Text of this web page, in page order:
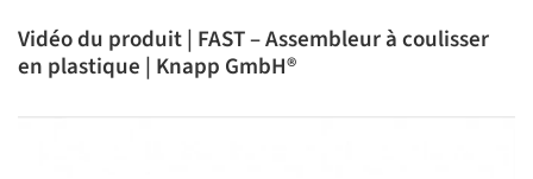
Vidéo du produit | FAST – Assembleur à coulisser
en plastique | Knapp GmbH®